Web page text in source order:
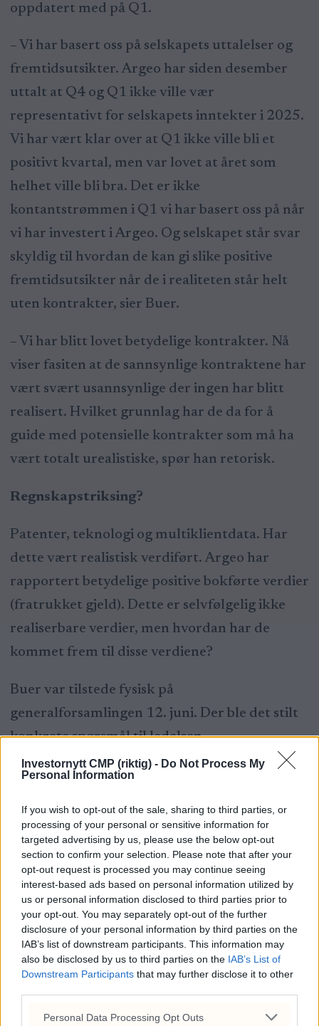
Investornytt CMP (riktig) - Do Not Process My
Personal Information
If you wish to opt-out of the sale, sharing to third parties, or
processing of your personal or sensitive information for
targeted advertising by us, please use the below opt-out
section to confirm your selection. Please note that after your
opt-out request is processed you may continue seeing
interest-based ads based on personal information utilized by
us or personal information disclosed to third parties prior to
your opt-out. You may separately opt-out of the further
disclosure of your personal information by third parties on the
IAB’s list of downstream participants. This information may
also be disclosed by us to third parties on the IAB’s List of
Downstream Participants that may further disclose it to other
Personal Data Processing Opt Outs
oppdatert med på Q1.
– Vi har basert oss på selskapets uttalelser og
fremtidsutsikter. Argeo har siden desember
uttalt at Q4 og Q1 ikke ville vær
representativt for selskapets inntekter i 2025.
Vi har vært klar over at Q1 ikke ville bli et
positivt kvartal, men var lovet at året som
helhet ville bli bra. Det er ikke
kontantstrømmen i Q1 vi har basert oss på når
vi har investert i Argeo. Og selskapet står svar
skyldig til hvordan de kan gi slike positive
fremtidsutsikter når de i realiteten står helt
uten kontrakter, sier Buer.
– Vi har blitt lovet betydelige kontrakter. Nå
viser fasiten at de sannsynlige kontraktene har
vært svært usannsynlige der ingen har blitt
realisert. Hvilket grunnlag har de da for å
guide med potensielle kontrakter som må ha
vært totalt urealistiske, spør han retorisk.
Regnskapstriksing?
Patenter, teknologi og multiklientdata. Har
dette vært realistisk verdiført. Argeo har
rapportert betydelige positive bokførte verdier
(fratrukket gjeld). Dette er selvfølgelig ikke
realiserbare verdier, men hvordan har de
kommet frem til disse verdiene?
Buer var tilstede fysisk på
generalforsamlingen 12. juni. Der ble det stilt
konkrete spørsmål til ledelsen.
– Vi stilte konkrete spørsmål om de fortsatt
2. april om de hadde kapital til 12 måneders
drift. Dette ble bekreftet, men de påpekte at
for å fortsette vekststrategien, og da konkret
gjennom oppkjøp av de nye fartøyene som er
en del av guidingen, ville det måtte hentes inn
kapital.
– Dette er totalt motstridene og feilaktig til
konkursbegjæringen, sier Buer.